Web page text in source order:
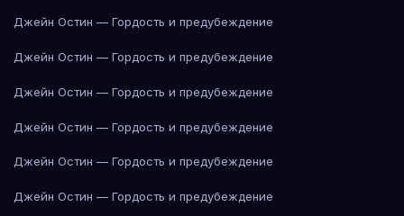
Джейн Остин — Гордость и предубеждение
Джейн Остин — Гордость и предубеждение
Джейн Остин — Гордость и предубеждение
Джейн Остин — Гордость и предубеждение
Джейн Остин — Гордость и предубеждение
Джейн Остин — Гордость и предубеждение